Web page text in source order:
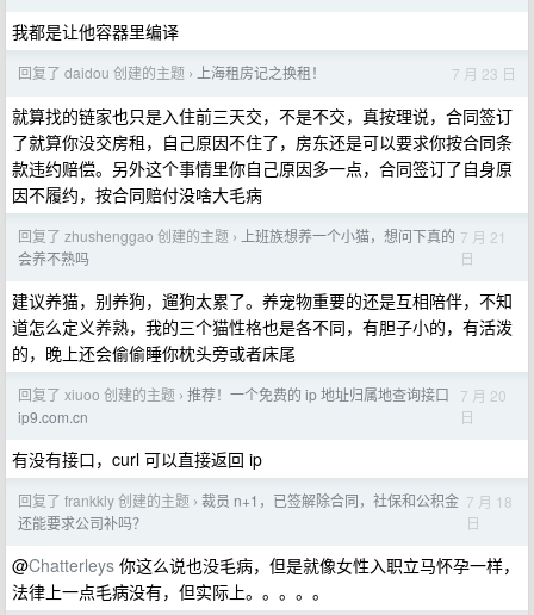
我都是让他容器里编译
回复了 daidou 创建的主题 › 上海租房记之换租！ 7 月 23 日
就算找的链家也只是入住前三天交，不是不交，真按理说，合同签订
了就算你没交房租，自己原因不住了，房东还是可以要求你按合同条
款违约赔偿。另外这个事情里你自己原因多一点，合同签订了自身原
因不履约，按合同赔付没啥大毛病
回复了 zhushenggao 创建的主题 ›
上班族想养一个小猫，想问下真的
会养不熟吗
7 月 21
日
建议养猫，别养狗，遛狗太累了。养宠物重要的还是互相陪伴，不知
道怎么定义养熟，我的三个猫性格也是各不同，有胆子小的，有活泼
的，晚上还会偷偷睡你枕头旁或者床尾
回复了 xiuoo 创建的主题 › 推荐！一个免费的 ip 地址归属地查询接口
ip9.com.cn
7 月 20
日
有没有接口，curl 可以直接返回 ip
回复了 frankkly 创建的主题 › 裁员 n+1，已签解除合同，社保和公积金
还能要求公司补吗？
7 月 18
日
@Chatterleys 你这么说也没毛病，但是就像女性入职立马怀孕一样，
法律上一点毛病没有，但实际上。。。。。